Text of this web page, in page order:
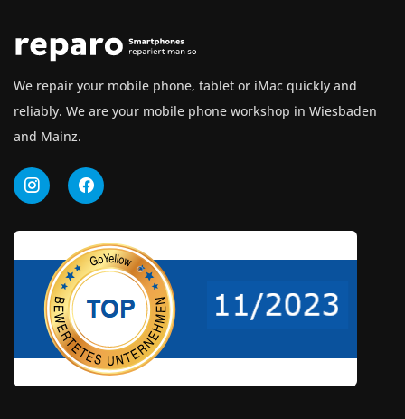
We repair your mobile phone, tablet or iMac quickly and
reliably. We are your mobile phone workshop in Wiesbaden
and Mainz.